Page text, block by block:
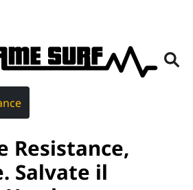
Resistance,
Salvate il